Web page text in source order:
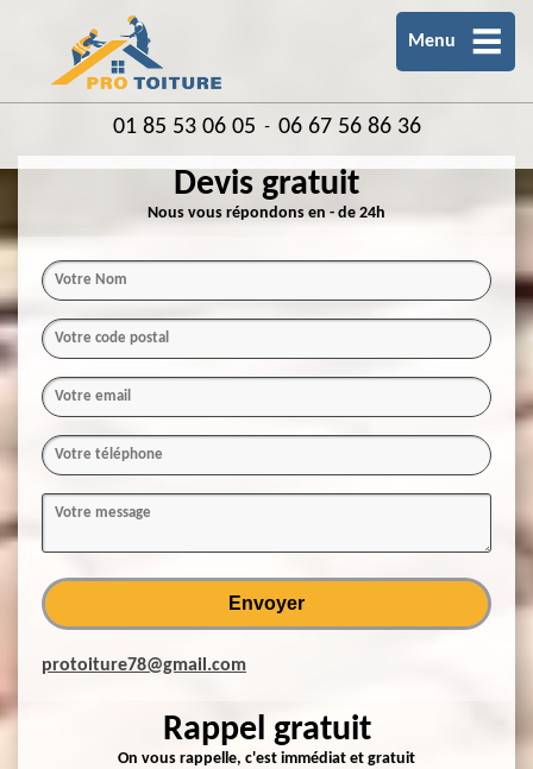
Menu
01 85 53 06 05 - 06 67 56 86 36
Devis gratuit
Nous vous répondons en - de 24h
protoiture78@gmail.com
Rappel gratuit
On vous rappelle, c'est immédiat et gratuit